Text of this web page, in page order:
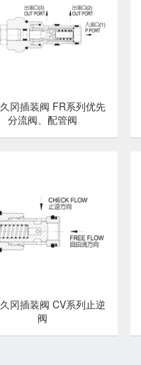
冈插装阀 FR系列优先
分流阀、配管阀
冈插装阀 CV系列止逆
阀